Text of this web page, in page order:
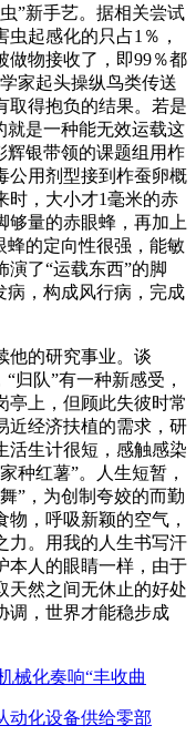
”新手艺。据相关尝试
起感化的只占1％，
做物接收了，即99％都
家起头操纵鸟类传送
取得抱负的结果。若是
就是一种能无效运载这
辉银带领的课题组用柞
公用剂型接到柞蚕卵概
时，大小才1毫米的赤
够量的赤眼蜂，再加上
蜂的定向性很强，能敏
了“运载东西”的脚
病，构成风行病，完成
的研究事业。谈
归队”有一种新感受，
亭上，但顾此失彼时常
近经济扶植的需求，研
活生计很短，感触感染
种红薯”。人生短暂，
”，为创制夸姣的而勤
，呼吸新颖的空气，
力。用我的人生书写汗
本人的眼睛一样，由于
天然之间无休止的好处
调，世界才能稳步成
械化奏响“丰收曲
动化设备供给零部